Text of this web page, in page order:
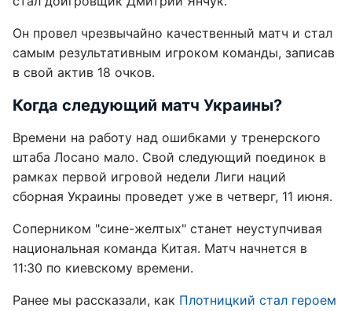
Он провел чрезвычайно качественный матч и стал
самым результативным игроком команды, записав
в свой актив 18 очков.
Когда следующий матч Украины?
Времени на работу над ошибками у тренерского
штаба Лосано мало. Свой следующий поединок в
рамках первой игровой недели Лиги наций
сборная Украины проведет уже в четверг, 11 июня.
Соперником "сине-желтых" станет неуступчивая
национальная команда Китая. Матч начнется в
11:30 по киевскому времени.
Ранее мы рассказали, как Плотницкий стал героем